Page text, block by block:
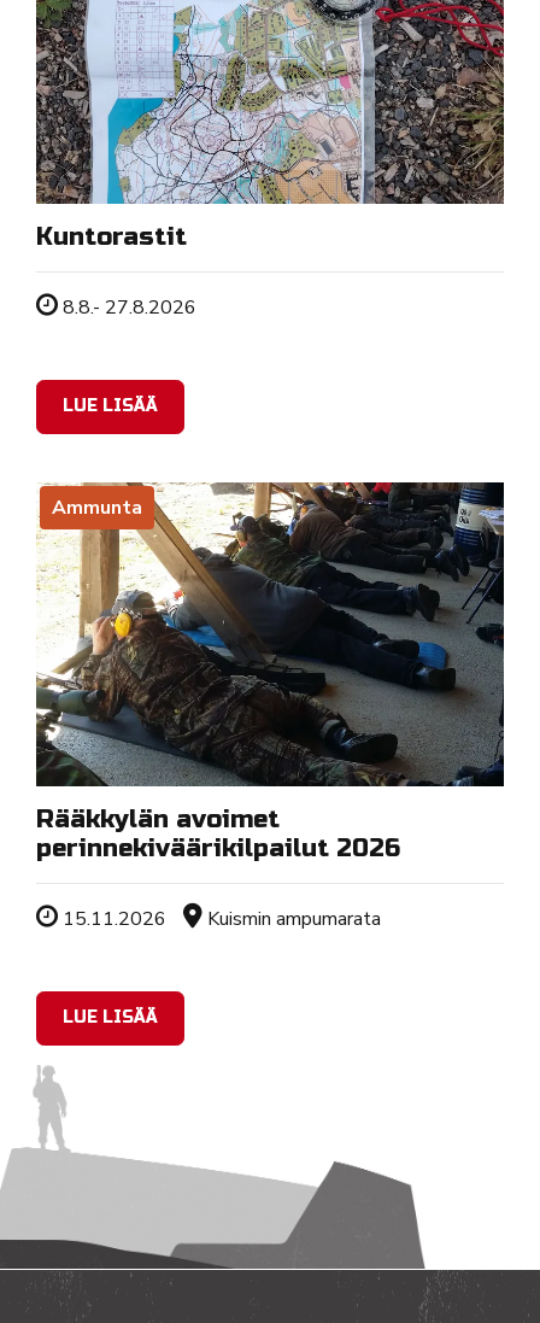
Kuntorastit
Tapahtuman ajankohta
8.8.- 27.8.2026
LUE LISÄÄ
Ammunta
Rääkkylän avoimet
perinnekiväärikilpailut 2026
Tapahtuman ajankohta
15.11.2026 Sijainti
Kuismin ampumarata
LUE LISÄÄ